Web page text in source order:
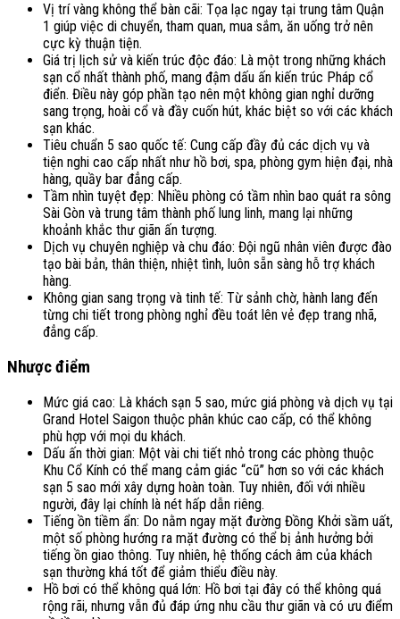
Vị trí vàng không thể bàn cãi: Tọa lạc ngay tại trung tâm Quận
1 giúp việc di chuyển, tham quan, mua sắm, ăn uống trở nên
cực kỳ thuận tiện.
Giá trị lịch sử và kiến trúc độc đáo: Là một trong những khách
sạn cổ nhất thành phố, mang đậm dấu ấn kiến trúc Pháp cổ
điển. Điều này góp phần tạo nên một không gian nghỉ dưỡng
sang trọng, hoài cổ và đầy cuốn hút, khác biệt so với các khách
sạn khác.
Tiêu chuẩn 5 sao quốc tế: Cung cấp đầy đủ các dịch vụ và
tiện nghi cao cấp nhất như hồ bơi, spa, phòng gym hiện đại, nhà
hàng, quầy bar đẳng cấp.
Tầm nhìn tuyệt đẹp: Nhiều phòng có tầm nhìn bao quát ra sông
Sài Gòn và trung tâm thành phố lung linh, mang lại những
khoảnh khắc thư giãn ấn tượng.
Dịch vụ chuyên nghiệp và chu đáo: Đội ngũ nhân viên được đào
tạo bài bản, thân thiện, nhiệt tình, luôn sẵn sàng hỗ trợ khách
hàng.
Không gian sang trọng và tinh tế: Từ sảnh chờ, hành lang đến
từng chi tiết trong phòng nghỉ đều toát lên vẻ đẹp trang nhã,
đẳng cấp.
Nhược điểm
Mức giá cao: Là khách sạn 5 sao, mức giá phòng và dịch vụ tại
Grand Hotel Saigon thuộc phân khúc cao cấp, có thể không
phù hợp với mọi du khách.
Dấu ấn thời gian: Một vài chi tiết nhỏ trong các phòng thuộc
Khu Cổ Kính có thể mang cảm giác “cũ” hơn so với các khách
sạn 5 sao mới xây dựng hoàn toàn. Tuy nhiên, đối với nhiều
người, đây lại chính là nét hấp dẫn riêng.
Tiếng ồn tiềm ẩn: Do nằm ngay mặt đường Đồng Khởi sầm uất,
một số phòng hướng ra mặt đường có thể bị ảnh hưởng bởi
tiếng ồn giao thông. Tuy nhiên, hệ thống cách âm của khách
sạn thường khá tốt để giảm thiểu điều này.
Hồ bơi có thể không quá lớn: Hồ bơi tại đây có thể không quá
rộng rãi, nhưng vẫn đủ đáp ứng nhu cầu thư giãn và có ưu điểm